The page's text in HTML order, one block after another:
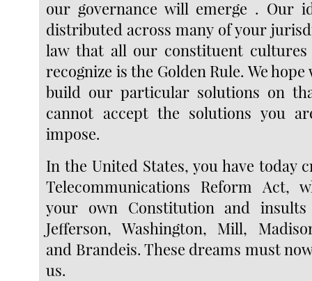
our governance will emerge . Our
distributed across many of your
law that all our constituent cultures
recognize is the Golden Rule. We
build our particular solutions on
cannot accept the solutions you
impose.
In the United States, you have today
Telecommunications Reform Act,
your own Constitution and
Jefferson, Washington, Mill,
and Brandeis. These dreams must
us.